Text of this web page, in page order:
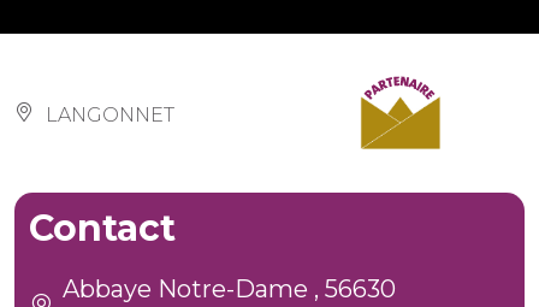
LANGONNET
Contact
Abbaye Notre-Dame , 56630